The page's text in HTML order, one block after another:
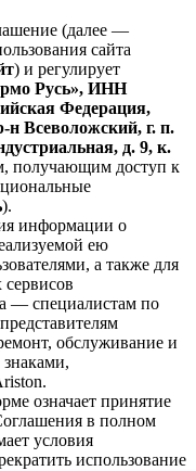
(далее —
сайта
) и регулирует
Русь», ИНН
Федерация,
н Всеволожский, г. п.
д. 9, к.
получающим доступ к
).
информации о
ею
а также для
— специалистам по
обслуживание и
означает принятие
в полном
условия
использование